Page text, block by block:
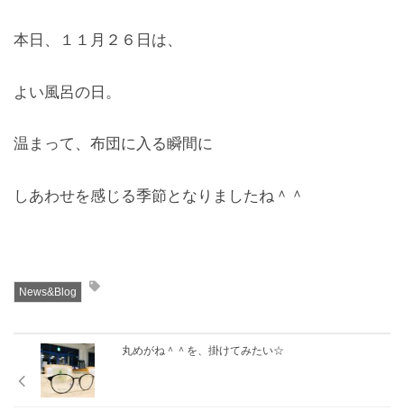
本日、１１月２６日は、
よい風呂の日。
温まって、布団に入る瞬間に
しあわせを感じる季節となりましたね＾＾
News&Blog
丸めがね＾＾を、掛けてみたい☆